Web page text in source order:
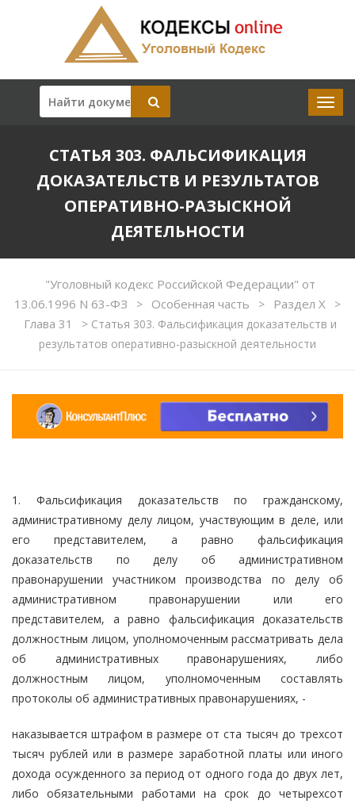
СТАТЬЯ 303. ФАЛЬСИФИКАЦИЯ
ДОКАЗАТЕЛЬСТВ И РЕЗУЛЬТАТОВ
ОПЕРАТИВНО-РАЗЫСКНОЙ
ДЕЯТЕЛЬНОСТИ
"Уголовный кодекс Российской Федерации" от
13.06.1996 N 63-ФЗ
> Особенная часть > Раздел X >
Глава 31 > Статья 303. Фальсификация доказательств и
результатов оперативно-разыскной деятельности
1. Фальсификация доказательств по гражданскому,
административному делу лицом, участвующим в деле, или
его представителем, а равно фальсификация
доказательств по делу об административном
правонарушении участником производства по делу об
административном правонарушении или его
представителем, а равно фальсификация доказательств
должностным лицом, уполномоченным рассматривать дела
об административных правонарушениях, либо
должностным лицом, уполномоченным составлять
протоколы об административных правонарушениях, -
наказывается штрафом в размере от ста тысяч до трехсот
тысяч рублей или в размере заработной платы или иного
дохода осужденного за период от одного года до двух лет,
либо обязательными работами на срок до четырехсот